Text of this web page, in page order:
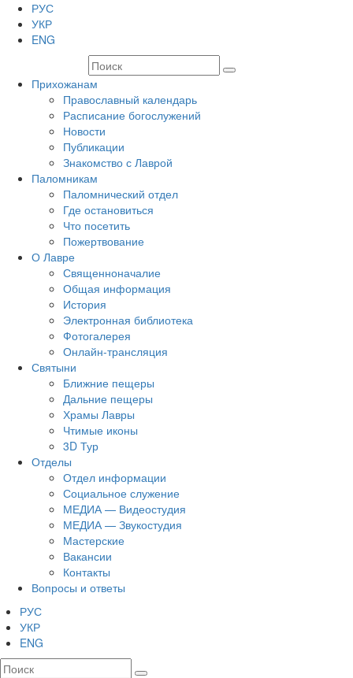
РУС
УКР
ENG
Прихожанам
Православный календарь
Расписание богослужений
Новости
Публикации
Знакомство с Лаврой
Паломникам
Паломнический отдел
Где остановиться
Что посетить
Пожертвование
О Лавре
Священноначалие
Общая информация
История
Электронная библиотека
Фотогалерея
Онлайн-трансляция
Святыни
Ближние пещеры
Дальние пещеры
Храмы Лавры
Чтимые иконы
3D Тур
Отделы
Отдел информации
Социальное служение
МЕДИА — Видеостудия
МЕДИА — Звукостудия
Мастерские
Вакансии
Контакты
Вопросы и ответы
РУС
УКР
ENG